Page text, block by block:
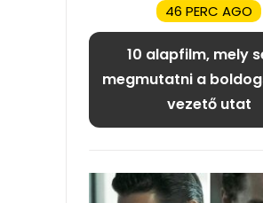
46 PERC AGO
10 alapfilm, mely
megmutatni a
vezető utat